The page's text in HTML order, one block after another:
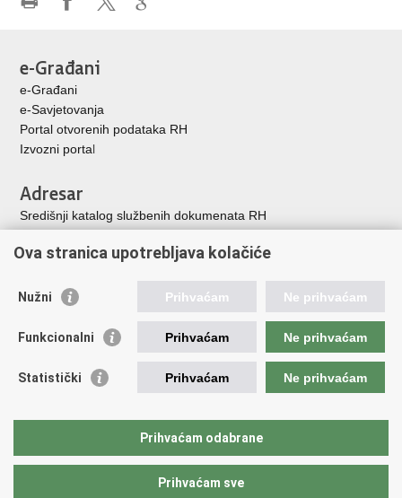
Facebooku
X-
e-Građani
e-Građani
e-Savjetovanja
Portal otvorenih podataka RH
Izvozni portal
Adresar
Središnji katalog službenih dokumenata RH
Adresar političkih stranaka u RH
Vlada Republike Hrvatske
Memorijalni centar Domovinskog rata Vukovar
Zaklada hrvatskih branitelja iz Domovinskog rata
Pučki pravobranitelj
Povjerenik za informiranje
Ova stranica upotrebljava kolačiće
Nužni Prihvaćam Ne prihvaćam
Funkcionalni Prihvaćam Ne prihvaćam
Statistički Prihvaćam Ne prihvaćam
Prihvaćam odabrane
Prihvaćam sve